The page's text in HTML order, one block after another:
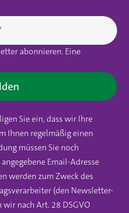
abonnieren. Eine
Sie ein, dass wir Ihre
Ihnen regelmäßig einen
müssen Sie noch
Email-Adresse
werden zum Zweck des
(den Newsletter-
wir nach Art. 28 DSGVO